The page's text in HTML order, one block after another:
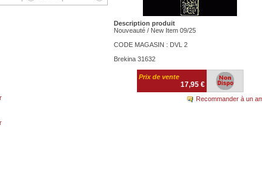
Description produit
Nouveauté / New Item 09/25
CODE MAGASIN : DVL 2
Brekina 31632
Prix de vente
17,95 €
Recommander à un